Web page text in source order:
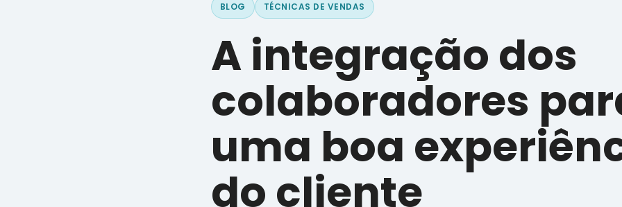
BLOG TÉCNICAS DE VENDAS
A integração dos
colaboradores
uma boa
do cliente